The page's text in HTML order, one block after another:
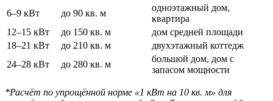
6–9 кВт
до 90 кв. м
одноэтажный дом,
квартира
12–15 кВт
до 150 кв. м
дом средней площади
18–21 кВт
до 210 кв. м
двухэтажный коттедж
24–28 кВт
до 280 кв. м
большой дом, дом с
запасом мощности
*Расчёт по упрощённой норме «1 кВт на 10 кв. м» для